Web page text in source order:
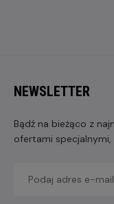
NEWSLETTER
Bądź na bieżąco z
ofertami